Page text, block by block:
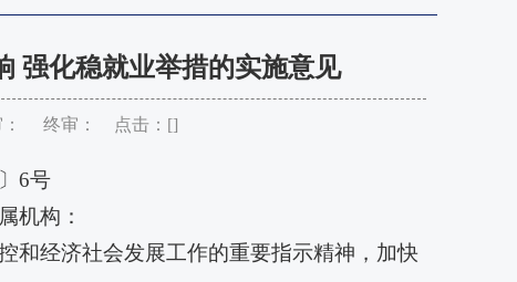
强化稳就业举措的实施意见
： 终审： 点击：[]
6号
机构：
和经济社会发展工作的重要指示精神，加快